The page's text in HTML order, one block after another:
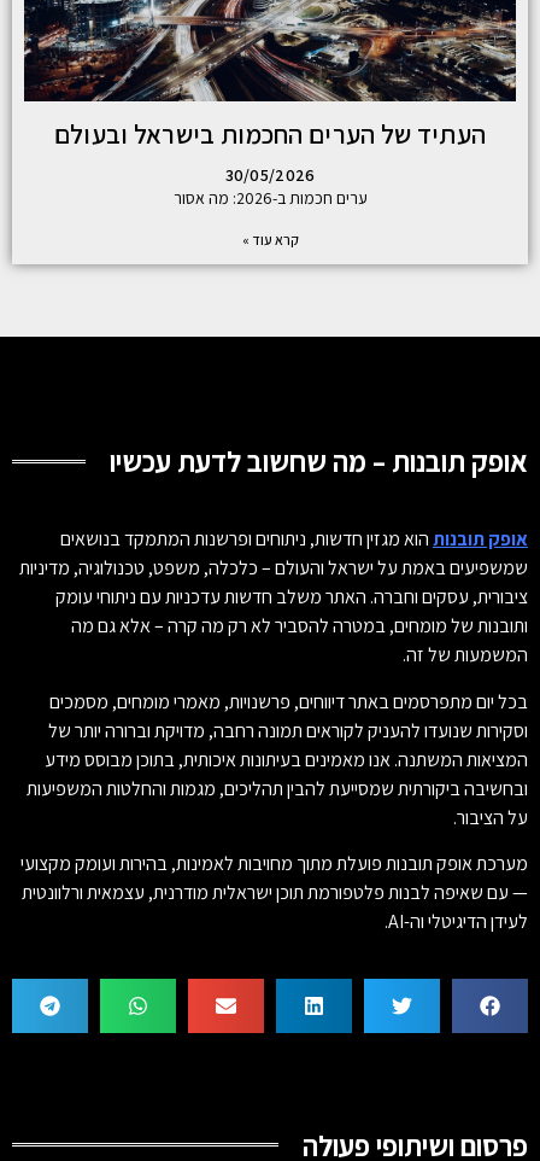
העתיד של הערים החכמות בישראל ובעולם
30/05/2026
ערים חכמות ב-2026: מה אסור
קרא עוד »
אופק תובנות – מה שחשוב לדעת עכשיו
אופק תובנותהוא מגזין חדשות, ניתוחים ופרשנות המתמקד בנושאים
שמשפיעים באמת על ישראל והעולם – כלכלה, משפט, טכנולוגיה, מדיניות
ציבורית, עסקים וחברה. האתר משלב חדשות עדכניות עם ניתוחי עומק
ותובנות של מומחים, במטרה להסביר לא רק מה קרה – אלא גם מה
המשמעות של זה.
בכל יום מתפרסמים באתר דיווחים, פרשנויות, מאמרי מומחים, מסמכים
וסקירות שנועדו להעניק לקוראים תמונה רחבה, מדויקת וברורה יותר של
המציאות המשתנה. אנו מאמינים בעיתונות איכותית, בתוכן מבוסס מידע
ובחשיבה ביקורתית שמסייעת להבין תהליכים, מגמות והחלטות המשפיעות
על הציבור.
מערכת אופק תובנות פועלת מתוך מחויבות לאמינות, בהירות ועומק מקצועי
— עם שאיפה לבנות פלטפורמת תוכן ישראלית מודרנית, עצמאית ורלוונטית
לעידן הדיגיטלי וה-AI.
פרסום ושיתופי פעולה